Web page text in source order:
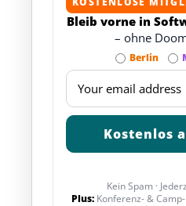
Bleib vorne in
– ohne
Berlin
Kein Spam ·
Plus:Konferenz- &